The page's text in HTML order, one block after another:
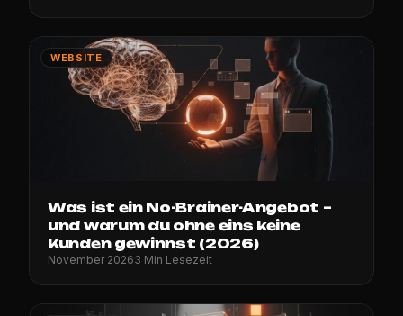
WEBSITE
Was ist ein No-Brainer-Angebot –
und warum du ohne eins keine
Kunden gewinnst (2026)
November 20263 Min Lesezeit